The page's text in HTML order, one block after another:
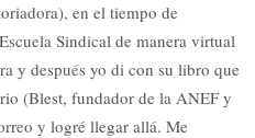
en el tiempo de
Sindical de manera virtual
y después yo di con su libro que
(Blest, fundador de la ANEF y
y logré llegar allá. Me